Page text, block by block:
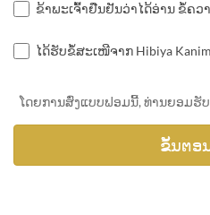
ຂ້າພະເຈົ້າຢືນຢັນວ່າໄດ້ອ່ານ ຂໍ້ຄວ
ໄດ້ຮັບຂໍ້ສະເໜີຈາກ Hibiya
ໂດຍການສົ່ງແບບຟອມນີ້, ທ່ານຍອມຮັບ